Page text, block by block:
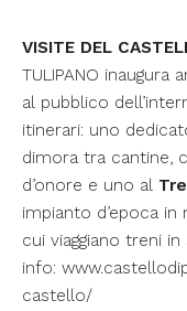
VISITE DEL
TULIPANO
al pubblico
itinerari: uno
dimora tra cantine,
d’onore e uno al
impianto d’epoca
cui viaggiano treni
info:
castello/